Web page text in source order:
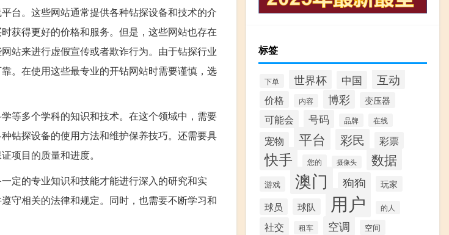
台。这些网站通常提供各种钻探设备和技术的介
获得更好的价格和服务。但是，这些网站也存在
站来进行虚假宣传或者欺诈行为。由于钻探行业
。在使用这些最专业的开钻网站时需要谨慎，选
等多个学科的知识和技术。在这个领域中，需要
钻探设备的使用方法和维护保养技巧。还需要具
项目的质量和进度。
定的专业知识和技能才能进行深入的研究和实
守相关的法律和规定。同时，也需要不断学习和
标签
下单 世界杯 中国 互动
价格 内容 博彩 变压器
可能会 号码 品牌 在线
宠物 平台 彩民 彩票
快手 您的 摄像头 数据
游戏 澳门 狗狗 玩家
球员 球队 用户 的人
社交 租车 空调 空间